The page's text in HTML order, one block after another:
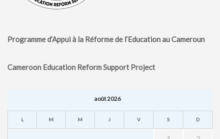
Programme d’Appui à la Réforme de l’Education au Cameroun
Cameroon Education Reform Support Project
août 2026
L M M J V S D